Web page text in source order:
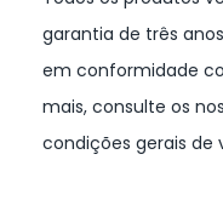
garantia de três
em conformidade
mais, consulte os
condições gerais de